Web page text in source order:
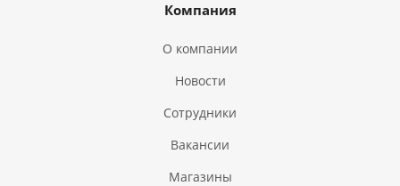
Компания
О компании
Новости
Сотрудники
Вакансии
Магазины